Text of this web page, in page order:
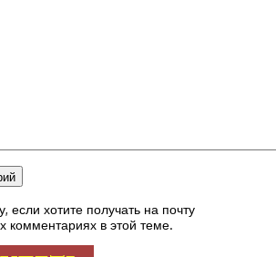
если хотите получать на почту
комментариях в этой теме.